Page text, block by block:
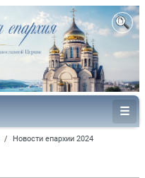
/ Новости епархии 2024